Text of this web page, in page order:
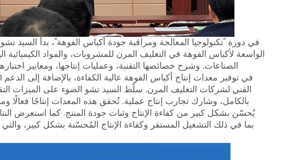
في دورة "تكنولوجيا المعالجة ومراقبة جودة أكياس الفوهة"، بدأ السيد
الواسعة لأكياس الفوهة في التغليف المرن للمشروبات، والمواد الكيميائية
الصناعات. وشرح خصائصها التقنية، وعمليات إنتاجها، ومعايير
الفني لشركات التغليف المرن. سلّط السيد تشو الضوء على الميزات
بالكامل، وشارك تجارب إنتاج عملية. تُحقق هذه المعدات إنتاجًا فعالًا
يُحسّن بشكل كبير من كفاءة الإنتاج وثبات جودة المنتج. كما استعرض